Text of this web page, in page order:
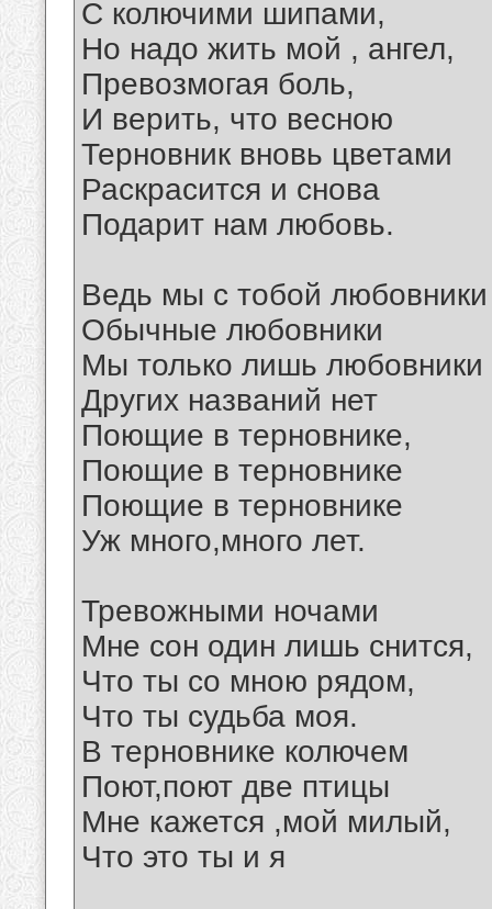
С колючими шипами,
Но надо жить мой , ангел,
Превозмогая боль,
И верить, что весною
Терновник вновь цветами
Раскрасится и снова
Подарит нам любовь.
Ведь мы с тобой любовники
Обычные любовники
Мы только лишь любовники
Других названий нет
Поющие в терновнике,
Поющие в терновнике
Поющие в терновнике
Уж много,много лет.
Тревожными ночами
Мне сон один лишь снится,
Что ты со мною рядом,
Что ты судьба моя.
В терновнике колючем
Поют,поют две птицы
Мне кажется ,мой милый,
Что это ты и я